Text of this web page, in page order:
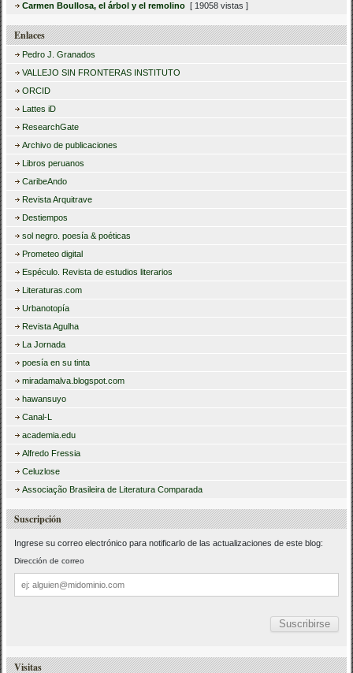
Carmen Boullosa, el árbol y el remolino [ 19058 vistas ]
Enlaces
Pedro J. Granados
VALLEJO SIN FRONTERAS INSTITUTO
ORCID
Lattes iD
ResearchGate
Archivo de publicaciones
Libros peruanos
CaribeAndo
Revista Arquitrave
Destiempos
sol negro. poesía & poéticas
Prometeo digital
Espéculo. Revista de estudios literarios
Literaturas.com
Urbanotopía
Revista Agulha
La Jornada
poesía en su tinta
miradamalva.blogspot.com
hawansuyo
Canal-L
academia.edu
Alfredo Fressia
Celuzlose
Associação Brasileira de Literatura Comparada
Suscripción
Ingrese su correo electrónico para notificarlo de las actualizaciones de este blog:
Dirección de correo
Dirección
de
correo
Visitas